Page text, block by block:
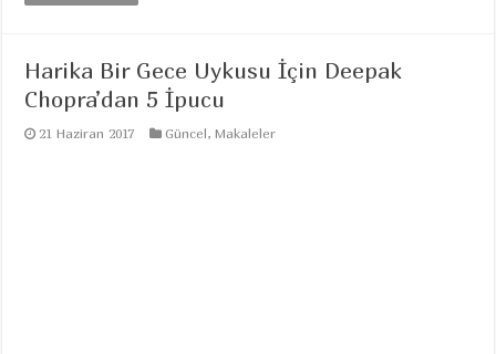
Harika Bir Gece Uykusu İçin Deepak
Chopra’dan 5 İpucu
21 Haziran 2017 Güncel,Makaleler